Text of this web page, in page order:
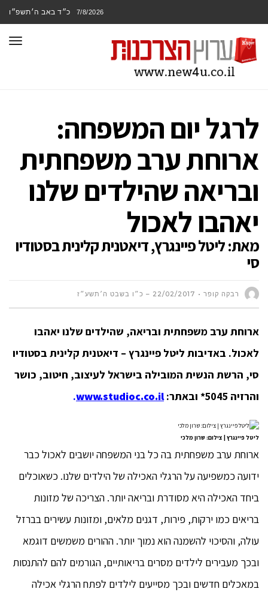
7/8/2026 כ״ד באב ה׳תשפ״ו
לרגל יום המשפחה:
ארוחת ערב משפחתית
ובריאה שהילדים שלנו
יאהבו לאכול
מאת: ליטל פיינגרץ, דיאטנית קלינית בסטודיו
סי
רבקה קופר 22/02/2017 – כ״ו בשבט ה׳תשע״ז
ארוחת ערב משפחתית ובריאה, שהילדים שלנו יאהבו
לאכול. באדיבות ליטל פיינגרץ – דיאטנית קלינית בסטודיו
סי, הרשת הנשית המובילה בישראל לעיצוב, חיטוב, כושר
והרזיה 5045* ובאתר:
www.studioc.co.il
.
ליטל פיינגרץ | צילום: שרון מלכי
ארוחת ערב משפחתית בה כל בני המשפחה יושבים לאכול כבר
ידועה כמשפיעה על הרגלי האכילה של הילדים שלנו. כשאוכלים
ביחד האכילה היא מסודרת ובריאה יותר. הצריכה של מזונות
בריאים כמו ירקות, פירות, דגנים מלאים, ומזונות עשירים בברזל
עולה, והסיכוי להשמנה הוא נמוך יותר. ההורים משמשים דוגמא
ובכך מעבירים לילדים מסרים בריאותיים, הגורמים להם להתנסות
במאכלים חדשים ובכך מסייעים לילדים לפתח הרגלי אכילה